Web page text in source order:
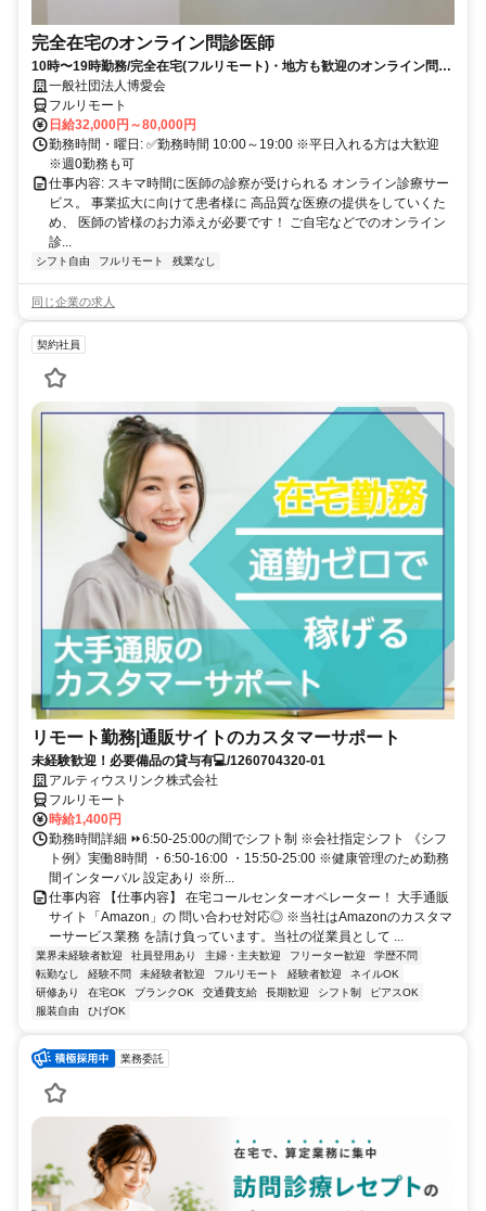
完全在宅のオンライン問診医師
10時〜19時勤務/完全在宅(フルリモート)・地方も歓迎のオンライン問診
業務一般社団法人博愛会
フルリモート
日給32,000円～80,000円
勤務時間・曜日: ✅勤務時間 10:00～19:00 ※平日入れる方は大歓迎
※週0勤務も可
仕事内容: スキマ時間に医師の診察が受けられる オンライン診療サー
ビス。 事業拡大に向けて患者様に 高品質な医療の提供をしていくた
め、 医師の皆様のお力添えが必要です！ ご自宅などでのオンライン
診...
シフト自由 フルリモート 残業なし
同じ企業の求人
契約社員
リモート勤務|通販サイトのカスタマーサポート
未経験歓迎！必要備品の貸与有💻/1260704320-01
アルティウスリンク株式会社
フルリモート
時給1,400円
勤務時間詳細 ⏩6:50-25:00の間でシフト制 ※会社指定シフト 《シフ
ト例》実働8時間 ・6:50-16:00 ・15:50-25:00 ※健康管理のため勤務
間インターバル 設定あり ※所...
仕事内容 【仕事内容】 在宅コールセンターオペレーター！ 大手通販
サイト「Amazon」の 問い合わせ対応◎ ※当社はAmazonのカスタマ
ーサービス業務 を請け負っています。当社の従業員として ...
業界未経験者歓迎 社員登用あり 主婦・主夫歓迎 フリーター歓迎
学歴不問
転勤なし
経験不問 未経験者歓迎 フルリモート 経験者歓迎
ネイルOK
研修あり
在宅OK ブランクOK 交通費支給 長期歓迎 シフト制
ピアスOK
服装自由
ひげOK
業務委託